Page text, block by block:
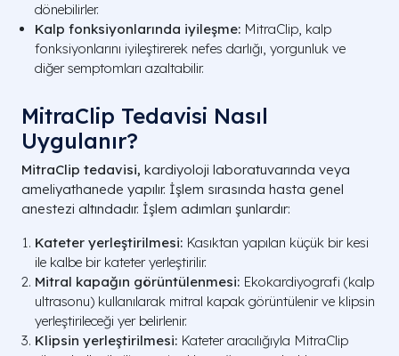
dönebilirler.
Kalp fonksiyonlarında iyileşme: MitraClip, kalp
fonksiyonlarını iyileştirerek nefes darlığı, yorgunluk ve
diğer semptomları azaltabilir.
MitraClip Tedavisi Nasıl
Uygulanır?
MitraClip tedavisi, kardiyoloji laboratuvarında veya
ameliyathanede yapılır. İşlem sırasında hasta genel
anestezi altındadır. İşlem adımları şunlardır:
Kateter yerleştirilmesi: Kasıktan yapılan küçük bir kesi
ile kalbe bir kateter yerleştirilir.
Mitral kapağın görüntülenmesi: Ekokardiyografi (kalp
ultrasonu) kullanılarak mitral kapak görüntülenir ve klipsin
yerleştirileceği yer belirlenir.
Klipsin yerleştirilmesi: Kateter aracılığıyla MitraClip